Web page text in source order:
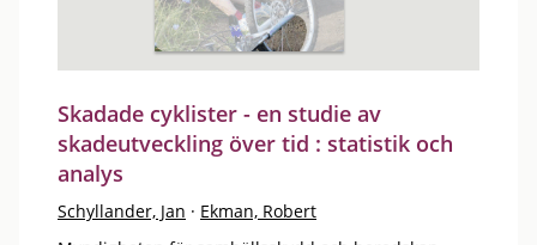
Skadade cyklister - en studie av
skadeutveckling över tid : statistik och
analys
Schyllander, Jan · Ekman, Robert